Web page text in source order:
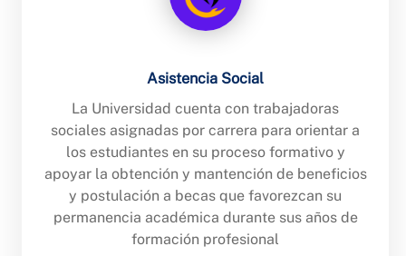
Asistencia Social
La Universidad cuenta con trabajadoras
sociales asignadas por carrera para orientar a
los estudiantes en su proceso formativo y
apoyar la obtención y mantención de beneficios
y postulación a becas que favorezcan su
permanencia académica durante sus años de
formación profesional